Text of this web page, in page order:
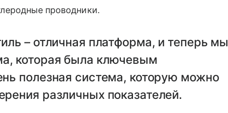
проводники.
– отличная платформа, и теперь мы
которая была ключевым
полезная система, которую можно
различных показателей.